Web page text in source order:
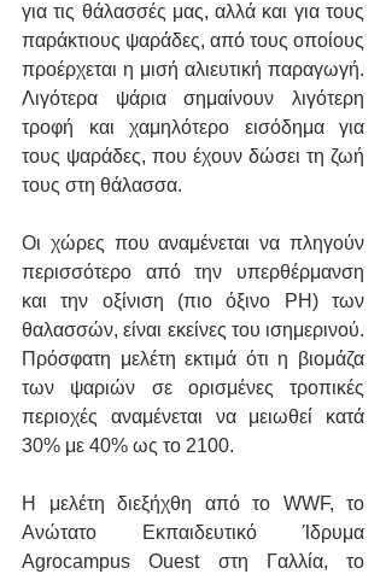
για τις θάλασσές μας, αλλά και για τους
παράκτιους ψαράδες, από τους οποίους
προέρχεται η μισή αλιευτική παραγωγή.
Λιγότερα ψάρια σημαίνουν λιγότερη
τροφή και χαμηλότερο εισόδημα για
τους ψαράδες, που έχουν δώσει τη ζωή
τους στη θάλασσα.
Οι χώρες που αναμένεται να πληγούν
περισσότερο από την υπερθέρμανση
και την οξίνιση (πιο όξινο PH) των
θαλασσών, είναι εκείνες του ισημερινού.
Πρόσφατη μελέτη εκτιμά ότι η βιομάζα
των ψαριών σε ορισμένες τροπικές
περιοχές αναμένεται να μειωθεί κατά
30% με 40% ως το 2100.
Η μελέτη διεξήχθη από το WWF, το
Ανώτατο Εκπαιδευτικό Ίδρυμα
Agrocampus Ouest στη Γαλλία, το